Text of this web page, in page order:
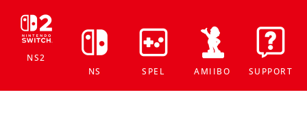
NS2
NS
SPEL AMIIBO SUPPORT